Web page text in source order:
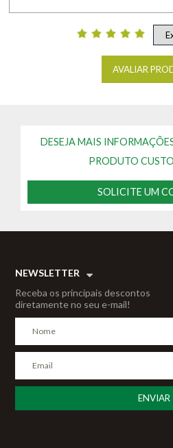
AVALIAR
DESEJA MAIS
PRODUTO
SOLICITE UM
NEWSLETTER
Receba os principais descontos
diretamente no seu e-mail!